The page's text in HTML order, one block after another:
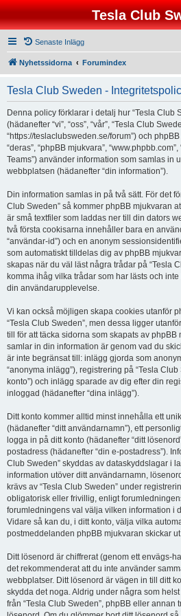
Tesla Club
Senaste Inlägg
Nyhetssidorna Forumindex
Tesla Club Sweden -
Denna policy förklarar i detalj hur “Tesla Club
(hädanefter “vi”, “oss”, “vår”, “Tesla Club
“https://teslaclubsweden.se/forum”) och phpBB
“deras”, “phpBB mjukvara”,
Teams”) använder information som samlas in
webbplatsen (hädanefter “din information”).
Din information samlas in på två sätt. För det
Club Sweden” så kommer phpBB mjukvaran
är små textfiler som laddas ner till din dators
två första cookisarna innehåller bara en
“användar-id”) och en anonym
som automatiskt tilldelas dig av phpBB
skapas när du väl läst några trådar på “Tesla
komma ihåg vilka trådar som har lästs och
din användarupplevelse.
Vi kan också möjligen skapa cookies utanför
“Tesla Club Sweden”, men dessa ligger
till för att täcka sidorna som skapats av phpBB
samlar in din information är genom vad du
är inte begränsat till: inlägg gjorda som
“anonyma inlägg”), registrering på “Tesla
konto”) och inlägg sparade av dig efter din
inloggad (hädanefter “dina inlägg”).
Ditt konto kommer alltid minst innehålla ett
(hädanefter “ditt användarnamn”), ett
logga in på ditt konto (hädanefter “ditt
postadress (hädanefter “din e-postadress”).
Club Sweden” skyddas av dataskyddslagar i
information utöver ditt användarnamn,
krävs av “Tesla Club Sweden” under
obligatorisk eller frivillig, enligt
forumledningens val välja vilken information i
Vidare så kan du, i ditt konto, välja vilka
postmeddelanden phpBB mjukvaran skickar
Ditt lösenord är chiffrerat (genom ett envägs-
det rekommenderat att du inte använder
webbplatser. Ditt lösenord är vägen in till ditt
skydda det noga. Aldrig under några som
från “Tesla Club Sweden”, phpBB eller annan